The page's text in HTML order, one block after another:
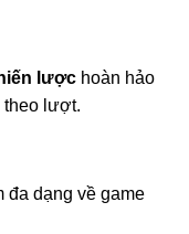
lược hoàn hảo
theo lượt.
đa dạng về game